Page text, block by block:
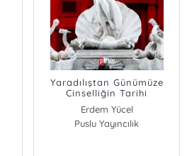
Yaradılıştan Günümüze
Cinselliğin Tarihi
Erdem Yücel
Puslu Yayıncılık